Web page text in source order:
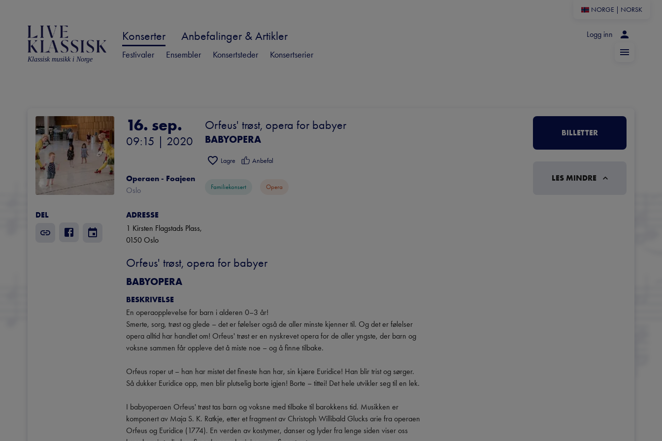
NORGE NORSK
Klassisk musikk i Norge
Konserter Anbefalinger & Artikler
Festivaler Ensembler Konsertsteder Konsertserier
Logg inn
16. sep.
09:15 | 2020
Operaen - Foajeen
Oslo
Orfeus' trøst, opera for babyer
BABYOPERA
Lagre Anbefal
Familiekonsert Opera
BILLETTER
LES MINDRE
DEL
ADRESSE
1 Kirsten Flagstads Plass,
0150 Oslo
Orfeus' trøst, opera for babyer
BABYOPERA
BESKRIVELSE
En operaopplevelse for barn i alderen 0–3 år!
Smerte, sorg, trøst og glede – det er følelser også de aller minste kjenner til. Og det er følelser
opera alltid har handlet om! Orfeus' trøst er en nyskrevet opera for de aller yngste, der barn og
voksne sammen får oppleve det å miste noe – og å finne tilbake.
Orfeus roper ut – han har mistet det fineste han har, sin kjære Euridice! Han blir trist og sørger.
Så dukker Euridice opp, men blir plutselig borte igjen! Borte – tittei! Det hele utvikler seg til en lek.
I babyoperaen Orfeus' trøst tas barn og voksne med tilbake til barokkens tid. Musikken er
komponert av Maja S. K. Ratkje, etter et fragment av Christoph Willibald Glucks arie fra operaen
Orfeus og Euridice (1774). En verden av kostymer, danser og lyder fra lenge siden viser oss